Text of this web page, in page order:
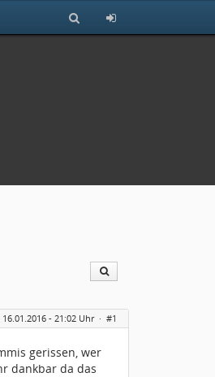
16.01.2016 - 21:02 Uhr · #1
gerissen, wer
dankbar da das